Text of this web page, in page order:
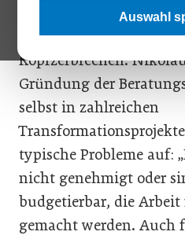
Auswahl
unterschiedlichen
interne Management
Kopfzerbrechen.
Gründung der
selbst in zahlreichen
typische Probleme auf:
nicht genehmigt oder
budgetierbar, die Arbeit
gemacht werden. Auch